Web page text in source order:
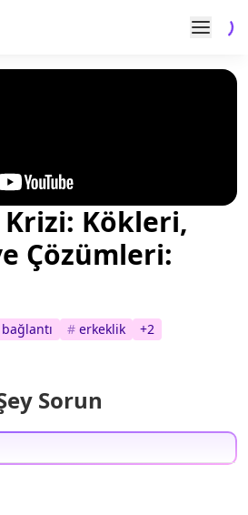
Kökleri,
Çözümleri:
bağlantı # erkeklik +2
Sorun